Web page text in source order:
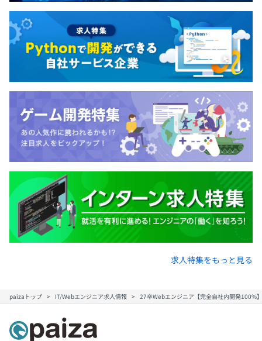
■ キャリアについて
将来的には、技術を磨くスペシャリストと、マネジメント
や企画に関わるキャリアのいずれも選択可能です。本人の
志向や適性を面談を通じて確認し、段階的なキャリア形成
を支援します。
全社51名のうち、エンジニア30名で構成されます。
※内訳：フロントエンドチーム７名、バックエンドチーム
7名、顧客DXチーム5名、インフラ運用担当1名、エキスパ
ート1名、開発マネジャー1名、社内有志5名によりAIチー
ム発足（他チームと兼任で参加）
求人特集をもっと見る
paizaトップ IT/Webエンジニア求人情報 27卒Webエンジニア【完全自社内開発100%